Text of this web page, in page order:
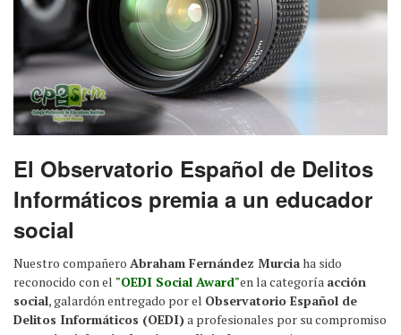
El Observatorio Español de Delitos
Informáticos premia a un educador
social
Nuestro compañero Abraham Fernández Murciaha sido
reconocido con el "OEDI Social Award"en la categoría acción
social, galardón entregado por el Observatorio Español de
Delitos Informáticos (OEDI)a profesionales por su compromiso